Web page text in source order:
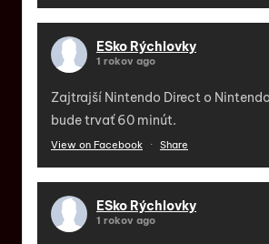
ESko Rýchlovky
1 rokov ago
Zajtrajší Nintendo Direct o
bude trvať 60 minút.
View on Facebook · Share
ESko Rýchlovky
1 rokov ago